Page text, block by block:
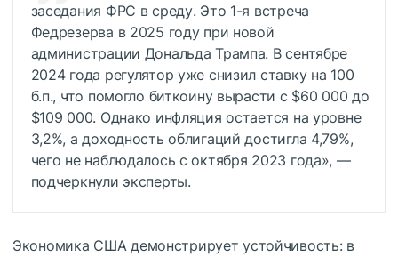
заседания ФРС в среду. Это 1-я встреча
Федрезерва в 2025 году при новой
администрации Дональда Трампа. В сентябре
2024 года регулятор уже снизил ставку на 100
б.п., что помогло биткоину вырасти с $60 000 до
$109 000. Однако инфляция остается на уровне
3,2%, а доходность облигаций достигла 4,79%,
чего не наблюдалось с октября 2023 года», —
подчеркнули эксперты.
Экономика США демонстрирует устойчивость: в